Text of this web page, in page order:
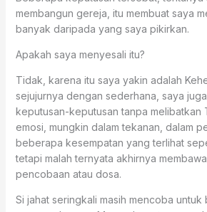
membangun gereja, itu membuat saya
banyak daripada yang saya pikirkan.
Apakah saya menyesali itu?
Tidak, karena itu saya yakin adalah
sejujurnya dengan sederhana, saya
keputusan-keputusan tanpa melibatkan
emosi, mungkin dalam tekanan, dalam
beberapa kesempatan yang terlihat
tetapi malah ternyata akhirnya
pencobaan atau dosa.
Si jahat seringkali masih mencoba untuk